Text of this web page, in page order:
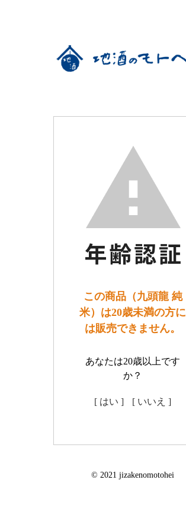
この商品（九頭龍 純
米）は20歳未満の方に
は販売できません。
あなたは20歳以上です
か？
[ はい ] [ いいえ ]
© 2021 jizakenomotohei